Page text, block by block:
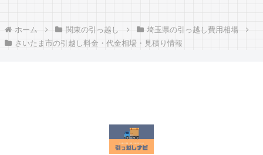
ホーム 関東の引っ越し
埼玉県の引っ越し費用相場
さいたま市の引越し料金・代金相場・見積り情報